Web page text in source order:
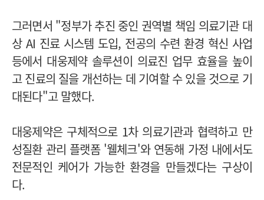
그러면서 "정부가 추진 중인 권역별 책임 의료기관 대
상 AI 진료 시스템 도입, 전공의 수련 환경 혁신 사업
등에서 대웅제약 솔루션이 의료진 업무 효율을 높이
고 진료의 질을 개선하는 데 기여할 수 있을 것으로 기
대된다"고 말했다.
대웅제약은 구체적으로 1차 의료기관과 협력하고 만
성질환 관리 플랫폼 '웰체크'와 연동해 가정 내에서도
전문적인 케어가 가능한 환경을 만들겠다는 구상이
다.